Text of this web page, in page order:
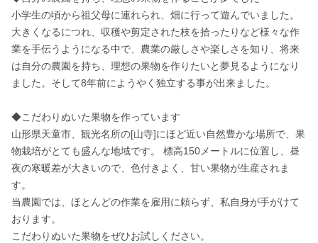
小学生の頃から祖父母に連れられ、畑に行って遊んでいました。
大きくなるにつれ、収穫や剪定された枝を拾ったりなど様々な作
業を手伝うようになる中で、農業の厳しさや楽しさを知り、将来
は自分の農園を持ち、理想の果物を作りたいと夢見るようになり
ました。そして8年前にようやく独立する事が出来ました。
◆こだわりぬいた果物を作っています
山形県天童市、観光名所の[山寺]にほど近い自然豊かな場所で、果
物栽培がとても盛んな地域です。 標高150メートルに位置し、昼
夜の寒暖差が大きいので、色付きよく、甘い果物が生産されま
す。
当農園では、ほとんどの作業を雇用に頼らず、私自身が手がけて
おります。
こだわりぬいた果物をぜひお試しください。